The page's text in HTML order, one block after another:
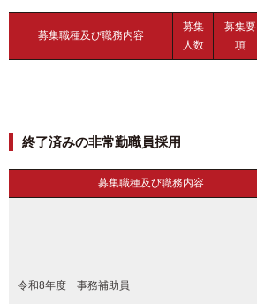
募集職種及び職務内容
募集
人数
募集要
項
終了済みの非常勤職員採用
募集職種及び職務内容
令和8年度 事務補助員